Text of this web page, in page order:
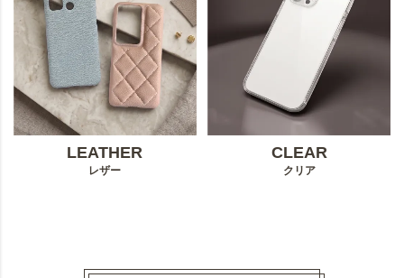
LEATHER
レザー
CLEAR
クリア